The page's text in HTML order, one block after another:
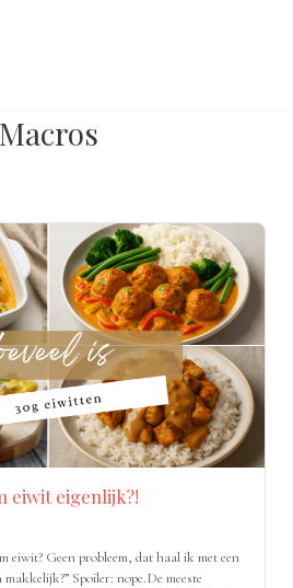
Macros
eiwit eigenlijk?!
eiwit? Geen probleem, dat haal ik met een
Spoiler: nope.De meeste